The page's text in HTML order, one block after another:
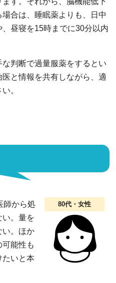
合は、睡眠薬よりも、日中
昼寝を15時までに30分以内
判断で過量服薬をするとい
と情報を共有しながら、適
。
80代・女性
師から処
い。量を
い。ほか
能性も
たいと本